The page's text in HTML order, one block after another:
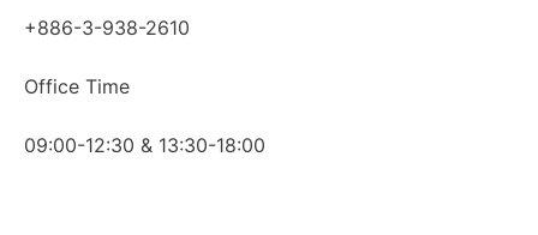
+886-3-938-2610
Office Time
09:00-12:30 & 13:30-18:00